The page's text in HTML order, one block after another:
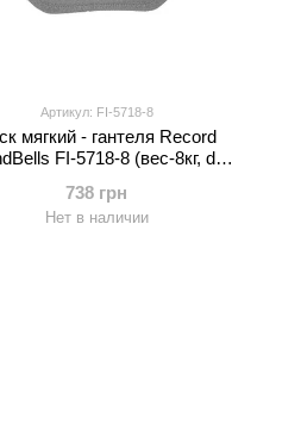
Артикул: FI-5718-8
мягкий - гантеля Record
FI-5718-8 (вес-8кг, d-
черный-желтый)
738 грн
Нет в наличии